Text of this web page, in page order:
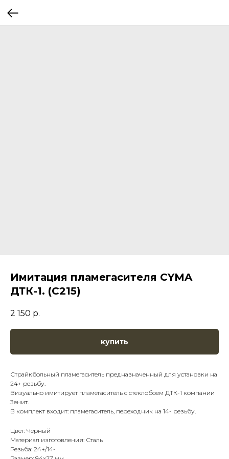
Имитация пламегасителя CYMA
ДТК-1. (C215)
2 150 р.
купить
Страйкбольный пламегаситель предназначенный для установки на
24+ резьбу.
Визуально имитирует пламегаситель с стеклобоем ДТК-1 компании
Зенит.
В комплект входит: пламегаситель, переходник на 14- резьбу.
Цвет: Чёрный
Материал изготовления: Сталь
Резьба: 24+/14-